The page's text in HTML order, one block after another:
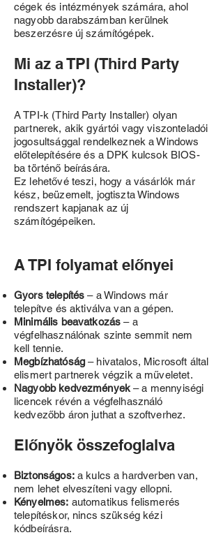
cégek és intézmények számára, ahol
nagyobb darabszámban kerülnek
beszerzésre új számítógépek.
Mi az a TPI (Third Party
Installer)?
A TPI-k (Third Party Installer) olyan
partnerek, akik gyártói vagy viszonteladói
jogosultsággal rendelkeznek a Windows
előtelepítésére és a DPK kulcsok BIOS-
ba történő beírására.
Ez lehetővé teszi, hogy a vásárlók már
kész, beüzemelt, jogtiszta Windows
rendszert kapjanak az új
számítógépeiken.
A TPI folyamat előnyei
Gyors telepítés – a Windows már
telepítve és aktiválva van a gépen.
Minimális beavatkozás – a
végfelhasználónak szinte semmit nem
kell tennie.
Megbízhatóság– hivatalos, Microsoft által
elismert partnerek végzik a műveletet.
Nagyobb kedvezmények – a mennyiségi
licencek révén a végfelhasználó
kedvezőbb áron juthat a szoftverhez.
Előnyök összefoglalva
Biztonságos:a kulcs a hardverben van,
nem lehet elveszíteni vagy ellopni.
Kényelmes: automatikus felismerés
telepítéskor, nincs szükség kézi
kódbeírásra.